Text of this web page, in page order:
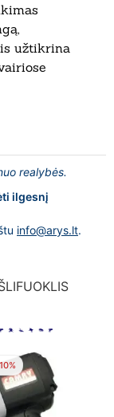
užtikrina
realybės.
ilgesnį
info@arys.lt.